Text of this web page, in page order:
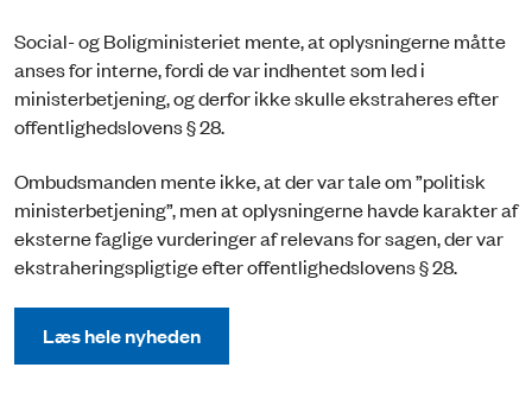
Social- og Boligministeriet mente, at oplysningerne måtte
anses for interne, fordi de var indhentet som led i
ministerbetjening, og derfor ikke skulle ekstraheres efter
offentlighedslovens § 28.
Ombudsmanden mente ikke, at der var tale om ”politisk
ministerbetjening”, men at oplysningerne havde karakter af
eksterne faglige vurderinger af relevans for sagen, der var
ekstraheringspligtige efter offentlighedslovens § 28.
Læs hele nyheden